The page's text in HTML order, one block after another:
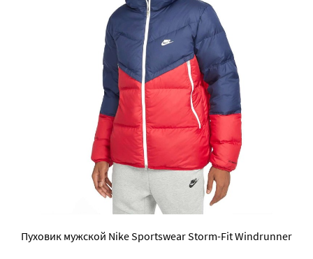
Пуховик мужской Nike Sportswear Storm-Fit Windrunner